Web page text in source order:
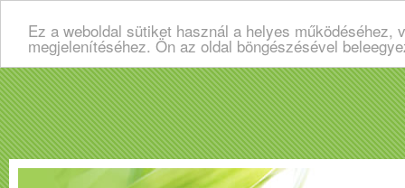
Ez a weboldal sütiket használ a helyes
megjelenítéséhez. Ön az oldal böngészésével